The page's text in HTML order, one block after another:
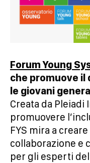
Forum Young
che promuove il
le giovani
Creata da
promuovere
FYS mira a
collaborazione e
per gli esperti